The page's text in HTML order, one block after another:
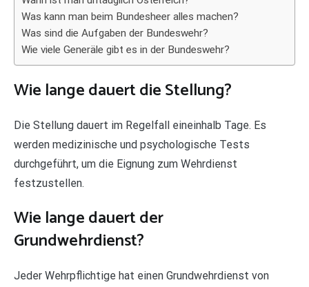
Was kann man beim Bundesheer alles machen?
Was sind die Aufgaben der Bundeswehr?
Wie viele Generäle gibt es in der Bundeswehr?
Wie lange dauert die Stellung?
Die Stellung dauert im Regelfall eineinhalb Tage. Es
werden medizinische und psychologische Tests
durchgeführt, um die Eignung zum Wehrdienst
festzustellen.
Wie lange dauert der
Grundwehrdienst?
Jeder Wehrpflichtige hat einen Grundwehrdienst von